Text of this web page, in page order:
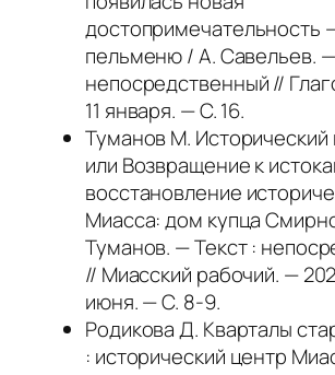
достопримечательность
пельменю / А. Савельев. —
непосредственный //
11 января. — С. 16.
Туманов М. Исторический
или Возвращение к
восстановление
Миасса: дом купца
Туманов. — Текст :
// Миасский рабочий. —
июня. — С. 8-9.
Родикова Д. Кварталы
: исторический центр